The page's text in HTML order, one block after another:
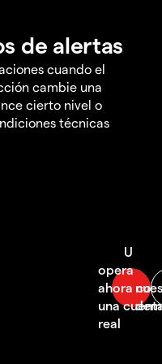
de alertas
cuando el
cambie una
cierto nivel o
técnicas